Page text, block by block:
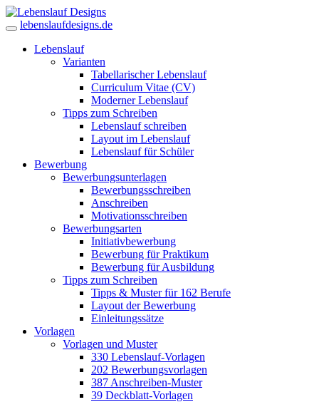
lebenslaufdesigns.de
Lebenslauf
Varianten
Tabellarischer Lebenslauf
Curriculum Vitae (CV)
Moderner Lebenslauf
Tipps zum Schreiben
Lebenslauf schreiben
Layout im Lebenslauf
Lebenslauf für Schüler
Bewerbung
Bewerbungsunterlagen
Bewerbungsschreiben
Anschreiben
Motivationsschreiben
Bewerbungsarten
Initiativbewerbung
Bewerbung für Praktikum
Bewerbung für Ausbildung
Tipps zum Schreiben
Tipps & Muster für 162 Berufe
Layout der Bewerbung
Einleitungssätze
Vorlagen
Vorlagen und Muster
330 Lebenslauf-Vorlagen
202 Bewerbungsvorlagen
387 Anschreiben-Muster
39 Deckblatt-Vorlagen